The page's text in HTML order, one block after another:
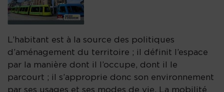
L’habitant est à la source des politiques
d’aménagement du territoire ; il définit l’espace
par la manière dont il l’occupe, dont il le
parcourt ; il s’approprie donc son environnement
par ses usages et ses modes de vie. La mobilité